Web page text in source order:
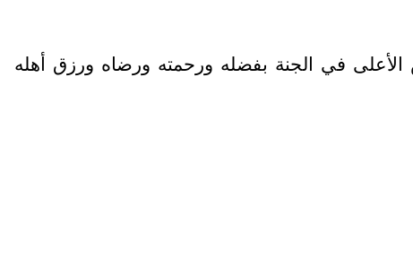
في الجنة بفضله ورحمته ورضاه ورزق أهله